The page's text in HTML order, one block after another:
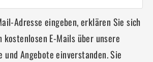
Adresse eingeben, erklären Sie sich
kostenlosen E-Mails über unsere
und Angebote einverstanden. Sie